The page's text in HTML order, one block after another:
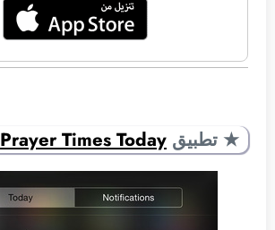
★ تطبيق Prayer Times Today